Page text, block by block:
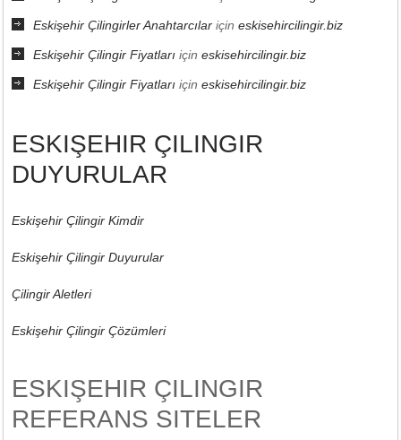
Eskişehir Çilingirler Anahtarcılar içineskisehircilingir.biz
Eskişehir Çilingir Fiyatları içineskisehircilingir.biz
Eskişehir Çilingir Fiyatları içineskisehircilingir.biz
ESKIŞEHIR ÇILINGIR
DUYURULAR
Eskişehir Çilingir Kimdir
Eskişehir Çilingir Duyurular
Çilingir Aletleri
Eskişehir Çilingir Çözümleri
ESKIŞEHIR ÇILINGIR
REFERANS SITELER